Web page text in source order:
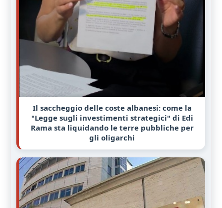
Il saccheggio delle coste albanesi: come la
"Legge sugli investimenti strategici" di Edi
Rama sta liquidando le terre pubbliche per
gli oligarchi